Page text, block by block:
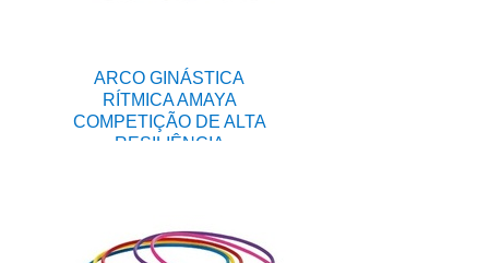
ARCO GINÁSTICA
RÍTMICA AMAYA
COMPETIÇÃO DE ALTA
RESILIÊNCIA